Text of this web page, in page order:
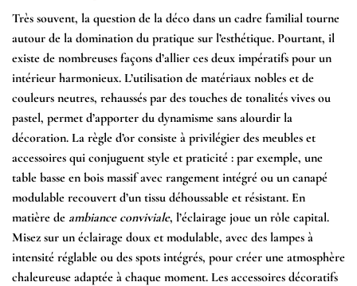
Très souvent, la question de la déco dans un cadre familial tourne
autour de la domination du pratique sur l’esthétique. Pourtant, il
existe de nombreuses façons d’allier ces deux impératifs pour un
intérieur harmonieux. L’utilisation de matériaux nobles et de
couleurs neutres, rehaussés par des touches de tonalités vives ou
pastel, permet d’apporter du dynamisme sans alourdir la
décoration. La règle d’or consiste à privilégier des meubles et
accessoires qui conjuguent style et praticité : par exemple, une
table basse en bois massif avec rangement intégré ou un canapé
modulable recouvert d’un tissu déhoussable et résistant. En
matière de ambiance conviviale, l’éclairage joue un rôle capital.
Misez sur un éclairage doux et modulable, avec des lampes à
intensité réglable ou des spots intégrés, pour créer une atmosphère
chaleureuse adaptée à chaque moment. Les accessoires décoratifs